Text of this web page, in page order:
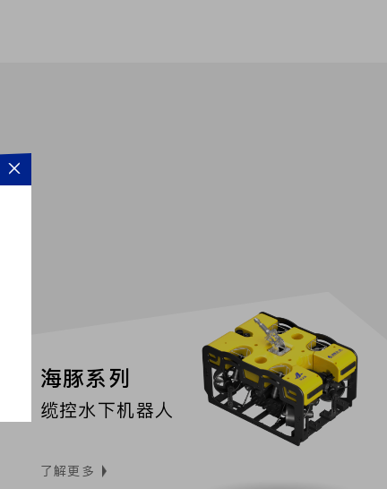
海豚系列
缆控水下机器人
了解更多